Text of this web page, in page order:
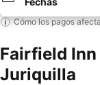
Cómo los pagos
Fairfield Inn
Juriquilla